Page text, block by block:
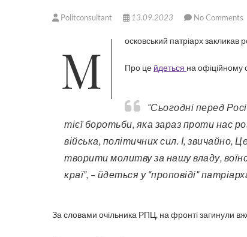
Politconsultant 13.09.2023 No Comments
Московський патріарх закликав
Про це йдеться на офіційному
“Сьогодні перед Росією стоїть найголовніше завдання: вийти переможницею з
тієї боротьби, яка зараз проти нас
війська, політичних сил. І,
творити молитву за нашу владу,
краї”, – йдеться у “проповіді”
За словами очільника РПЦ, на фронті загинули